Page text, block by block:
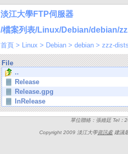
淡江大學FTP伺服器
/檔案列表/Linux/Debian/debian/
首頁 > Linux > Debian > debian > zzz-
File
..
Release
Release.gpg
InRelease
單位聯絡：張維廷 Tel
Copyright 2009 淡江大學資訊處建議